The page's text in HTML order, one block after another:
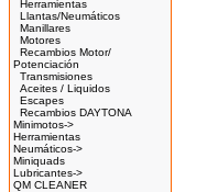
Herramientas
Llantas/Neumáticos
Manillares
Motores
Recambios Motor/
Potenciación
Transmisiones
Aceites / Liquidos
Escapes
Recambios DAYTONA
Minimotos->
Herramientas
Neumáticos->
Miniquads
Lubricantes->
QM CLEANER